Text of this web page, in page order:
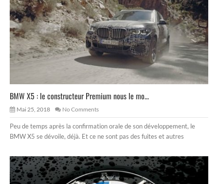
BMW X5 : le constructeur Premium nous le mo...
Mai 25, 2018 No Comments
Peu de temps après la confirmation orale de son développement, le
BMW X5 se dévoile, déjà. Et ce ne sont pas des fuites et autres